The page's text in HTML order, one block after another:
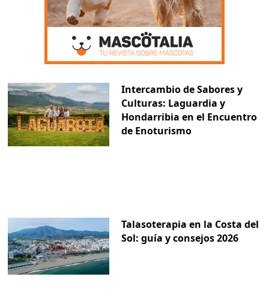
Intercambio de Sabores y
Culturas: Laguardia y
Hondarribia en el Encuentro
de Enoturismo
Talasoterapia en la Costa del
Sol: guía y consejos 2026